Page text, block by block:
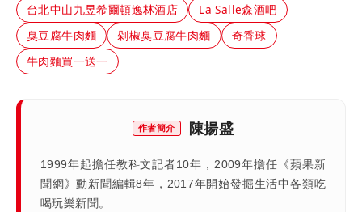
台北中山九昱希爾頓逸林酒店
La Salle森酒吧
臭豆腐牛肉麵
剁椒臭豆腐牛肉麵
奇香球
牛肉麵買一送一
作者簡介 陳揚盛
1999年起擔任教科文記者10年，2009年擔任《蘋果新
聞網》動新聞編輯8年，2017年開始發掘生活中各類吃
喝玩樂新聞。